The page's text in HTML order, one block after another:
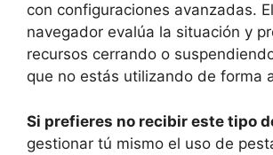
con configuraciones avanzadas.
navegador evalúa la situación y
recursos cerrando o
que no estás utilizando de forma
Si prefieres no recibir este tipo
gestionar tú mismo el uso de